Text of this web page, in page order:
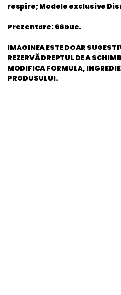
respire; Modele exclusive
Prezentare: 66buc.
IMAGINEA ESTE DOAR
REZERVĂ DREPTUL DE A
MODIFICA FORMULA,
PRODUSULUI.